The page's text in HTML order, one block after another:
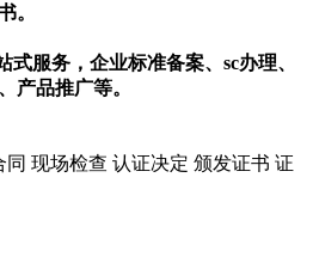
。
服务，企业标准备案、sc办理、
产品推广等。
同 现场检查 认证决定 颁发证书 证